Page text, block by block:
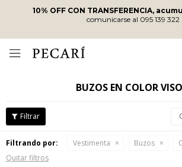
10% OFF CON TRANSFERENCIA,
comunicarse al 095 139 322

BUZOS EN COLOR
Filtrando por: Vestimenta Buzos
Quitar filtros